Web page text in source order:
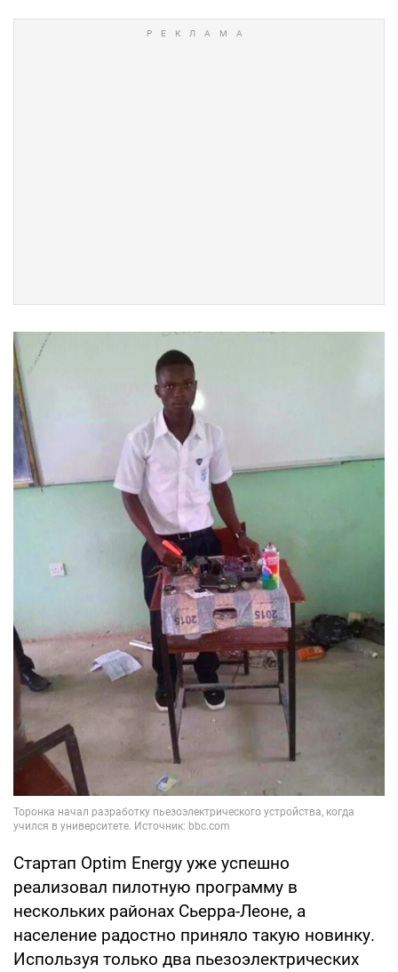
Стартап Optim Energy уже успешно
реализовал пилотную программу в
нескольких районах Сьерра-Леоне, а
население радостно приняло такую новинку.
Используя только два пьезоэлектрических